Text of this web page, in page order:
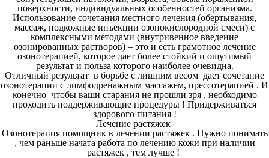
поверхности, индивидуальных особенностей организма.
Использование сочетания местного лечения (обертывания,
массаж, подкожные инъекции озонокислородной смеси) с
комплексными методами (внутривенное введение
озонированных растворов) – это и есть грамотное лечение
озонотерапией, которое дает более стойкий и ощутимый
результат и польза которого наиболее очевидна.
Отличный результат в борьбе с лишним весом дает сочетание
озонотерапии с лимфодренажным массажем, прессотерапией . И
конечно чтобы ваши старания не прошли зря , необходимо
проходить поддерживающие процедуры ! Придерживаться
здорового питания !
Лечение растяжек
Озонотерапия помощник в лечении растяжек . Нужно понимать
, чем раньше начата работа по лечению кожи при наличии
растяжек , тем лучше !